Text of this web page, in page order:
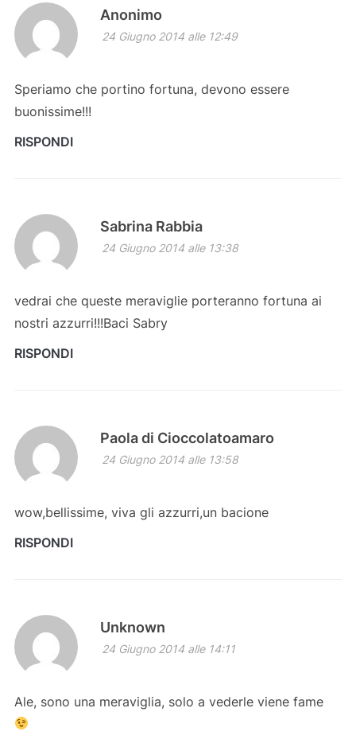
Anonimo
24 Giugno 2014 alle 12:49
Speriamo che portino fortuna, devono essere
buonissime!!!
RISPONDI
Sabrina Rabbia
24 Giugno 2014 alle 13:38
vedrai che queste meraviglie porteranno fortuna ai
nostri azzurri!!!Baci Sabry
RISPONDI
Paola di Cioccolatoamaro
24 Giugno 2014 alle 13:58
wow,bellissime, viva gli azzurri,un bacione
RISPONDI
Unknown
24 Giugno 2014 alle 14:11
Ale, sono una meraviglia, solo a vederle viene fame